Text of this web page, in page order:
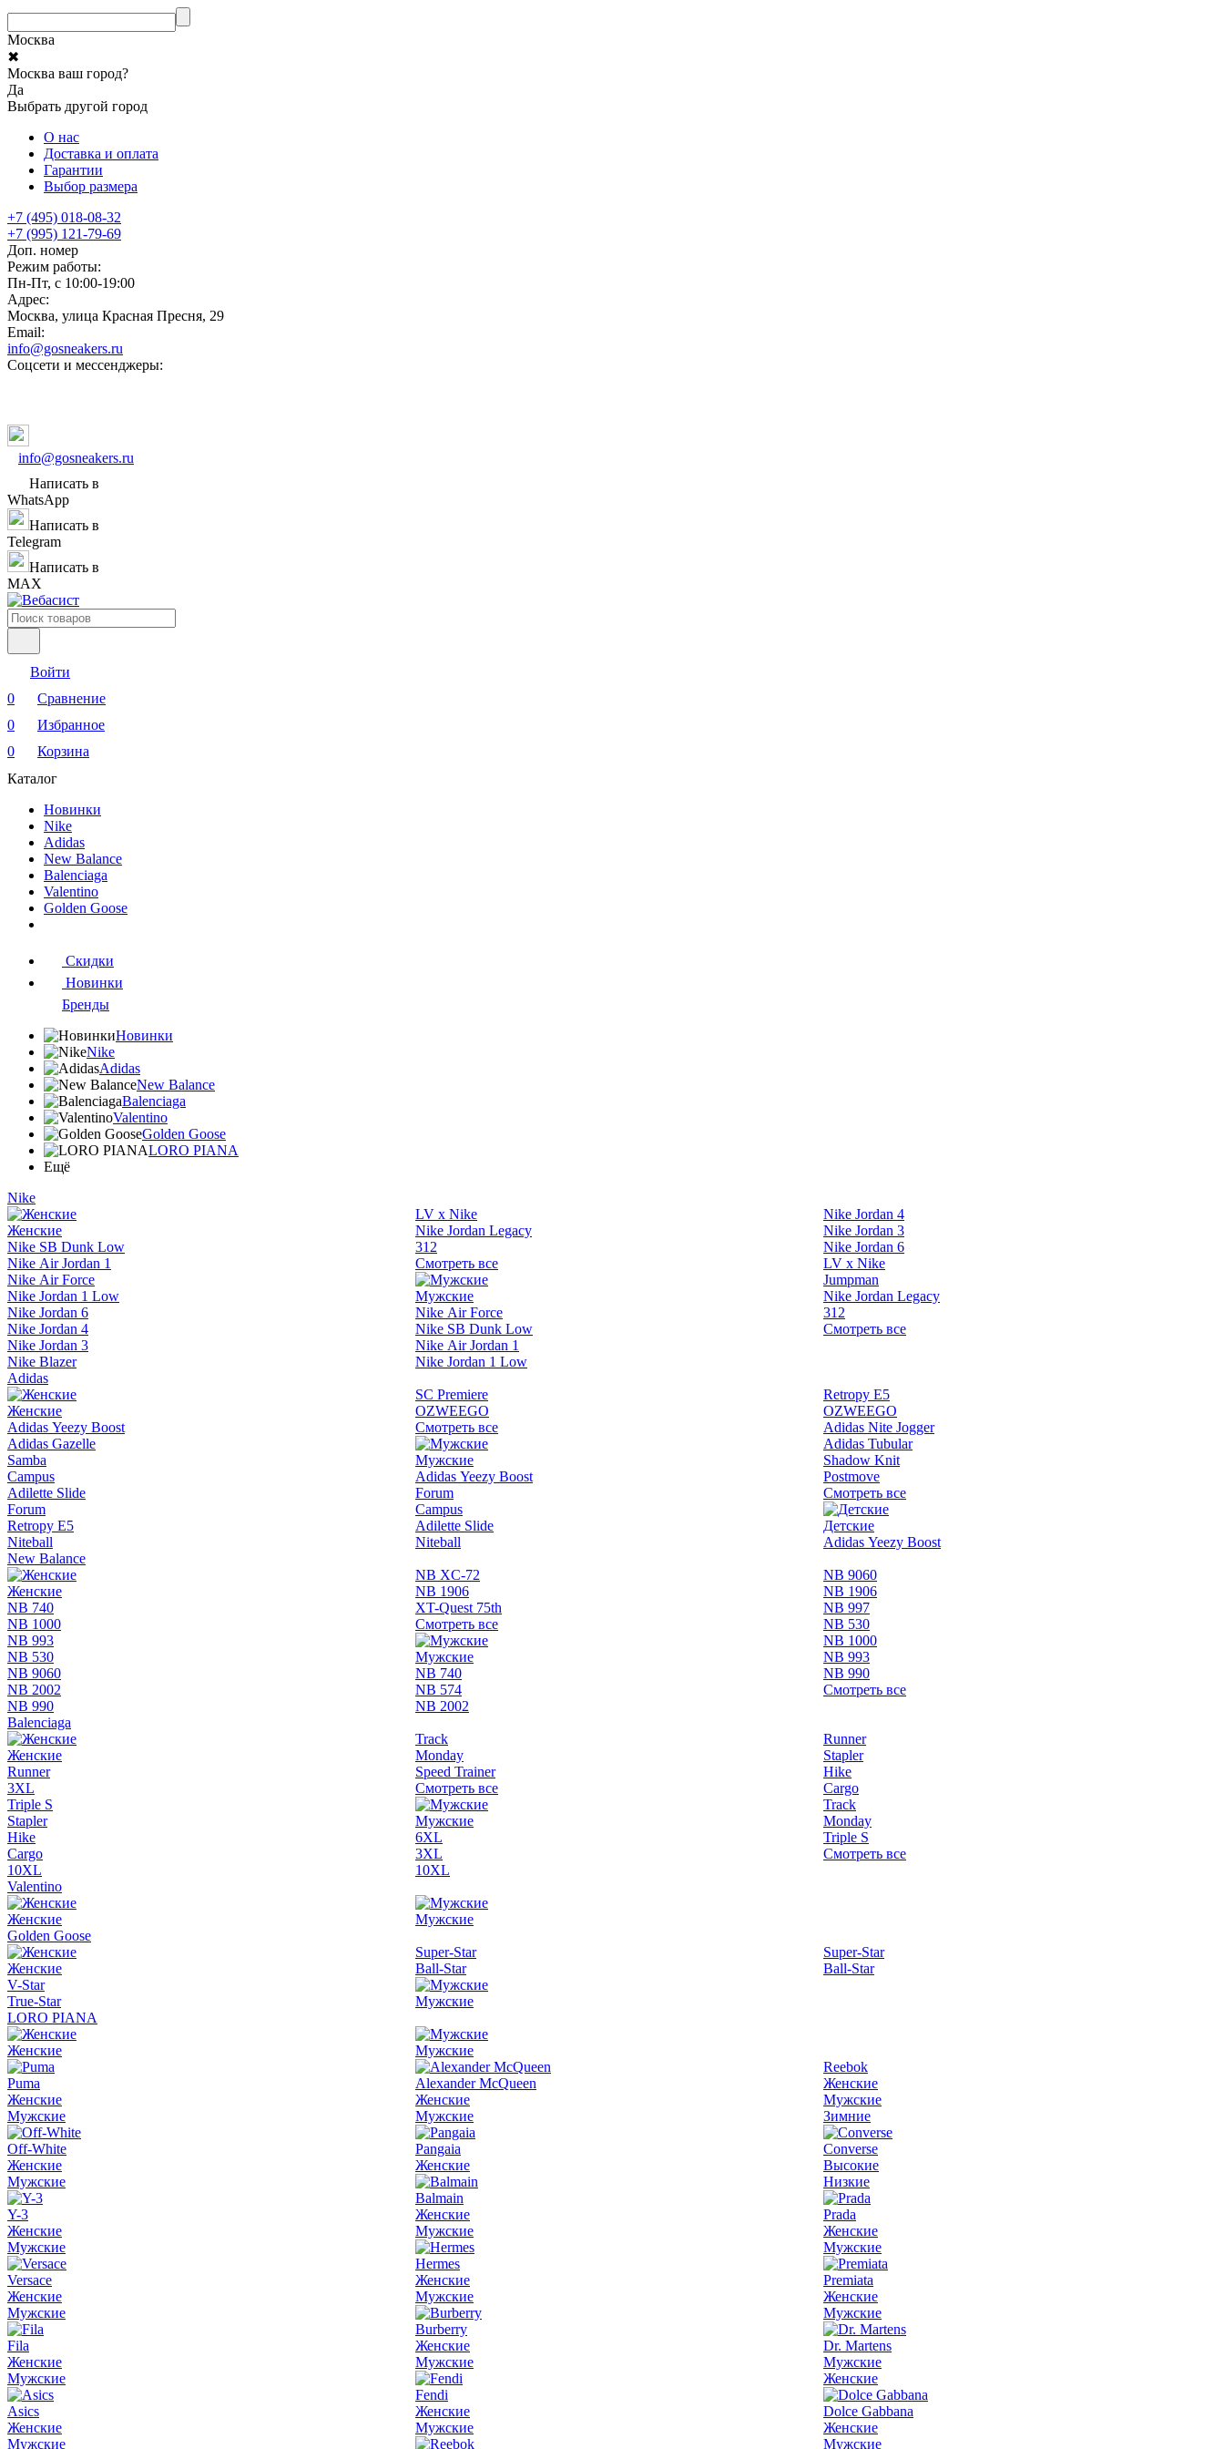
Москва
✖
Москва ваш город?
Да
Выбрать другой город
О нас
Доставка и оплата
Гарантии
Выбор размера
+7 (495) 018-08-32
+7 (995) 121-79-69
Доп. номер
Режим работы:
Пн-Пт, с 10:00-19:00
Адрес:
Москва, улица Красная Пресня, 29
Email:
info@gosneakers.ru
Соцсети и мессенджеры:
info@gosneakers.ru
Написать в
WhatsApp
Написать в
Telegram
Написать в
MAX
Войти
0
Сравнение
0
Избранное
0
Корзина
Каталог
Новинки
Nike
Adidas
New Balance
Balenciaga
Valentino
Golden Goose
Скидки
Новинки
Бренды
Новинки
Nike
Adidas
New Balance
Balenciaga
Valentino
Golden Goose
LORO PIANA
Ещё
Nike
Женские
Nike SB Dunk Low
Nike Air Jordan 1
Nike Air Force
Nike Jordan 1 Low
Nike Jordan 6
Nike Jordan 4
Nike Jordan 3
Nike Blazer
LV x Nike
Nike Jordan Legacy
312
Смотреть все
Мужские
Nike Air Force
Nike SB Dunk Low
Nike Air Jordan 1
Nike Jordan 1 Low
Nike Jordan 4
Nike Jordan 3
Nike Jordan 6
LV x Nike
Jumpman
Nike Jordan Legacy
312
Смотреть все
Adidas
Женские
Adidas Yeezy Boost
Adidas Gazelle
Samba
Campus
Adilette Slide
Forum
Retropy E5
Niteball
SC Premiere
OZWEEGO
Смотреть все
Мужские
Adidas Yeezy Boost
Forum
Campus
Adilette Slide
Niteball
Retropy E5
OZWEEGO
Adidas Nite Jogger
Adidas Tubular
Shadow Knit
Postmove
Смотреть все
Детские
Adidas Yeezy Boost
New Balance
Женские
NB 740
NB 1000
NB 993
NB 530
NB 9060
NB 2002
NB 990
NB XC-72
NB 1906
XT-Quest 75th
Смотреть все
Мужские
NB 740
NB 574
NB 2002
NB 9060
NB 1906
NB 997
NB 530
NB 1000
NB 993
NB 990
Смотреть все
Balenciaga
Женские
Runner
3XL
Triple S
Stapler
Hike
Cargo
10XL
Track
Monday
Speed Trainer
Смотреть все
Мужские
6XL
3XL
10XL
Runner
Stapler
Hike
Cargo
Track
Monday
Triple S
Смотреть все
Valentino
Женские
Мужские
Golden Goose
Женские
V-Star
True-Star
Super-Star
Ball-Star
Мужские
Super-Star
Ball-Star
LORO PIANA
Женские Мужские
Puma
Женские
Мужские
Off-White
Женские
Мужские
Y-3
Женские
Мужские
Versace
Женские
Мужские
Fila
Женские
Мужские
Asics
Женские
Мужские
Alexander McQueen
Женские
Мужские
Pangaia
Женские
Balmain
Женские
Мужские
Hermes
Женские
Мужские
Burberry
Женские
Мужские
Fendi
Женские
Мужские
Reebok
Женские
Мужские
Зимние
Converse
Высокие
Низкие
Prada
Женские
Мужские
Premiata
Женские
Мужские
Dr. Martens
Мужские
Женские
Dolce Gabbana
Женские
Мужские